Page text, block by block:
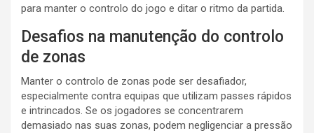
para manter o controlo do jogo e ditar o ritmo da partida.
Desafios na manutenção do controlo
de zonas
Manter o controlo de zonas pode ser desafiador,
especialmente contra equipas que utilizam passes rápidos
e intrincados. Se os jogadores se concentrarem
demasiado nas suas zonas, podem negligenciar a pressão